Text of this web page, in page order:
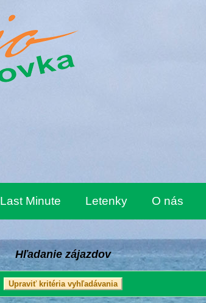
Last Minute Letenky O nás
Hľadanie zájazdov